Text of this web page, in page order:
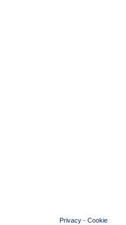
Privacy - Cookie